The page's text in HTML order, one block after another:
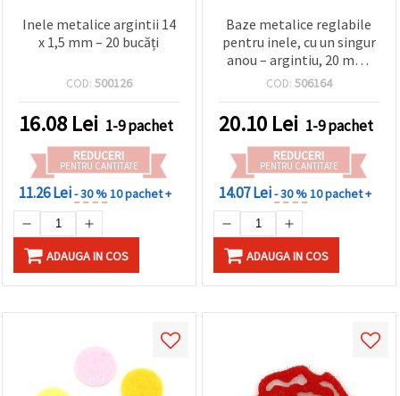
Inele metalice argintii 14
x 1,5 mm – 20 bucăți
COD: 500126
16.08 Lei 1-9 pachet
REDUCERI
PENTRU CANTITATE
11.26 Lei- 30 %10 pachet +
ADAUGA IN COS
Baze metalice reglabile
pentru inele, cu un singur
anou – argintiu, 20 mm,
set 10 buc – ideale pentru
bijuteriilor handmade,
charm-uri și accesorii DIY
COD: 506164
20.10 Lei 1-9 pachet
REDUCERI
PENTRU CANTITATE
14.07 Lei- 30 %10 pachet +
ADAUGA IN COS